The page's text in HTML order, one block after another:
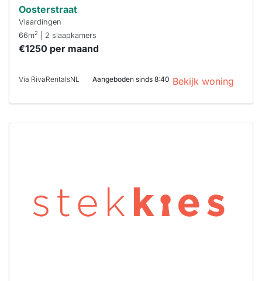
Oosterstraat
Vlaardingen
66m2 | 2 slaapkamers
€1250 per maand
Via RivaRentalsNL Aangeboden sinds 8:40 Bekijk woning
binnen 15
minuten
reageren.
Stekkies helpt